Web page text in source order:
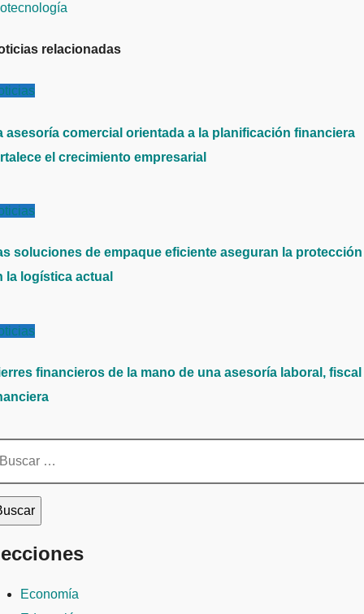
relacionadas
asesoría comercial orientada a la planificación financiera
el crecimiento empresarial
soluciones de empaque eficiente aseguran la protección
la logística actual
financieros de la mano de una asesoría laboral, fiscal
Economía